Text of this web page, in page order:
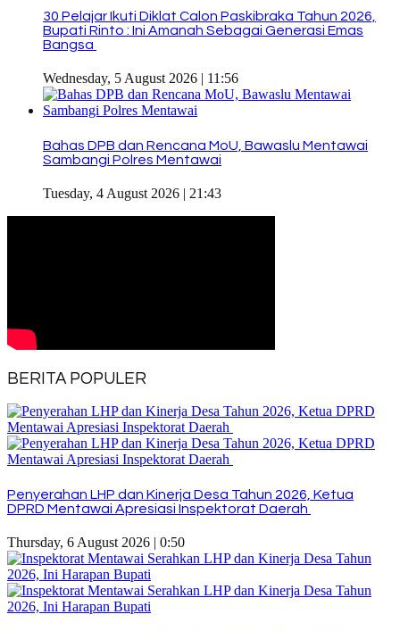
30 Pelajar Ikuti Diklat Calon Paskibraka Tahun 2026,
Bupati Rinto : Ini Amanah Sebagai Generasi Emas
Bangsa
Wednesday, 5 August 2026 | 11:56
Bahas DPB dan Rencana MoU, Bawaslu Mentawai
Sambangi Polres Mentawai
Tuesday, 4 August 2026 | 21:43
BERITA POPULER
Penyerahan LHP dan Kinerja Desa Tahun 2026, Ketua
DPRD Mentawai Apresiasi Inspektorat Daerah
Thursday, 6 August 2026 | 0:50